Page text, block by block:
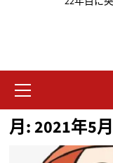
イ
ン
メ
月:2021年5月